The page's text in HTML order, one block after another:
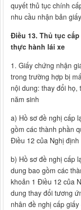
quyết thủ tục chính
nhu cầu nhận bản
Điều 13. Thủ tục
thực hành lái xe
1. Giấy chứng nhận
trong trường hợp bị
nội dung: thay đổi
năm sinh
a) Hồ sơ đề nghị cấp
gồm các thành phần
Điều 12 của Nghị định
b) Hồ sơ đề nghị cấp
dung bao gồm các
khoản 1 Điều 12 của
dung thay đổi tương
nhân đề nghị cấp